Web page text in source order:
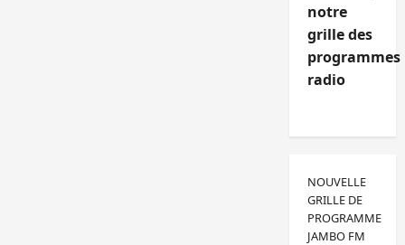
notre
grille des
programmes
radio
NOUVELLE
GRILLE DE
PROGRAMME
JAMBO FM